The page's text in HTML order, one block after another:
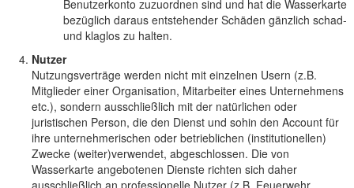
Benutzerkonto zuzuordnen sind und hat die Wasserkarte
bezüglich daraus entstehender Schäden gänzlich schad-
und klaglos zu halten.
Nutzer
Nutzungsverträge werden nicht mit einzelnen Usern (z.B.
Mitglieder einer Organisation, Mitarbeiter eines Unternehmens
etc.), sondern ausschließlich mit der natürlichen oder
juristischen Person, die den Dienst und sohin den Account für
ihre unternehmerischen oder betrieblichen (institutionellen)
Zwecke (weiter)verwendet, abgeschlossen. Die von
Wasserkarte angebotenen Dienste richten sich daher